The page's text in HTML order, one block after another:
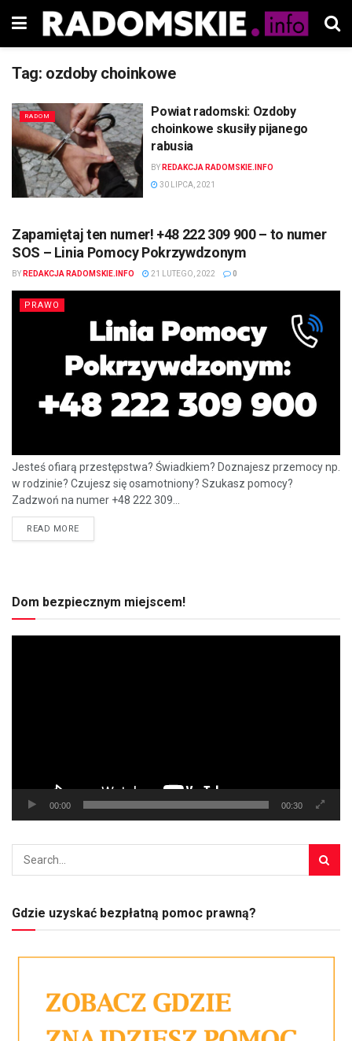
Tag: ozdoby choinkowe
RADOM
Powiat radomski: Ozdoby
choinkowe skusiły pijanego
rabusia
BY REDAKCJA RADOMSKIE.INFO
30 LIPCA, 2021
Zapamiętaj ten numer! +48 222 309 900 – to numer
SOS – Linia Pomocy Pokrzywdzonym
BY REDAKCJA RADOMSKIE.INFO 21 LUTEGO, 2022 0
PRAWO
Jesteś ofiarą przestępstwa? Świadkiem? Doznajesz przemocy np.
w rodzinie? Czujesz się osamotniony? Szukasz pomocy?
Zadzwoń na numer +48 222 309...
READ MORE
Dom bezpiecznym miejscem!
00:00 00:30
Gdzie uzyskać bezpłatną pomoc prawną?